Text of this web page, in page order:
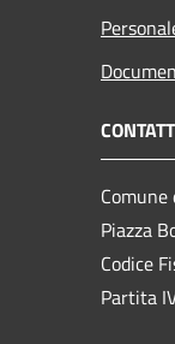
Piazza
Codice
Partita